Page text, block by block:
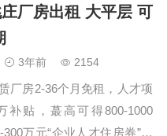
议。交通便捷，距离嘉善西
申嘉湖高速口）仅需13分
站（G60沪昆高速口）仅需
产业园位于嘉善县城东北…
厂房出租 大平层 可
3年前 2154
厂房2-36个月免租，人才项
补贴，蕞高可得800-1000
万元“企业人才住房券”，